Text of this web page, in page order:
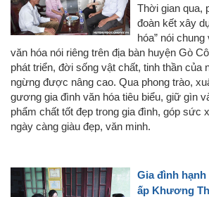
Thời gian qua,
đoàn kết xây
hóa” nói
văn hóa nói riêng trên địa bàn huyện Gò
phát triển, đời sống vật chất, tinh thần của
ngừng được nâng cao. Qua phong trào,
gương gia đình văn hóa tiêu biểu, giữ gìn
phẩm chất tốt đẹp trong gia đình, góp sức
ngày càng giàu đẹp, văn minh.
Gia đình
ấp Khương